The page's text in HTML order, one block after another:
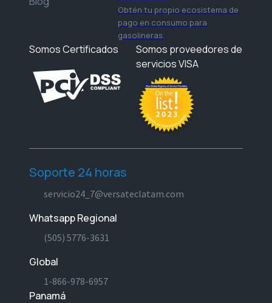
Obtén tu propio ecosistema de
pago en consumo para
gasolineras.
Somos Certificados
Somos proveedores de
servicios VISA
Soporte 24 horas
servicio24_7@versateclatam.com
Whatsapp Regional
(505) 5776-3631
Global
1-866-978-6957
Panamá